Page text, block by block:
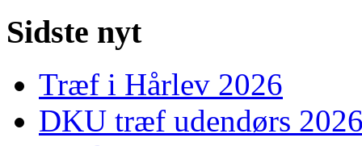
Sidste nyt
Træf i Hårlev 2026
DKU træf udendørs